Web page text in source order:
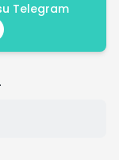
Telegram
Bianco